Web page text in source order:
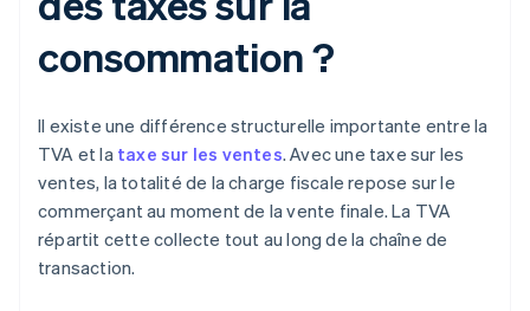
consommation ?
Il existe une différence structurelle importante entre la
TVA et la taxe sur les ventes. Avec une taxe sur les
ventes, la totalité de la charge fiscale repose sur le
commerçant au moment de la vente finale. La TVA
répartit cette collecte tout au long de la chaîne de
transaction.